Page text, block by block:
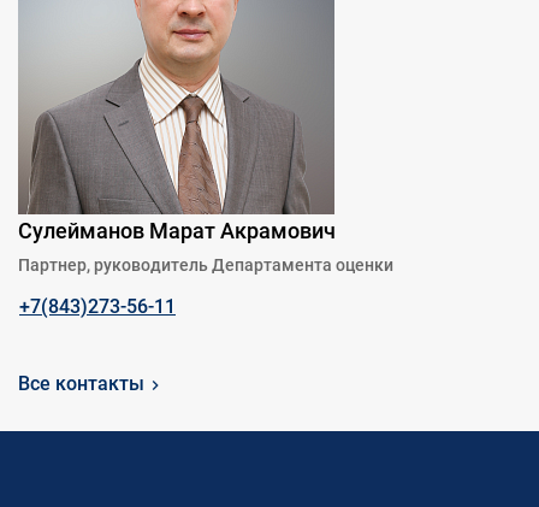
Сулейманов Марат Акрамович
Партнер, руководитель Департамента оценки
+7(843)273-56-11
Все контакты